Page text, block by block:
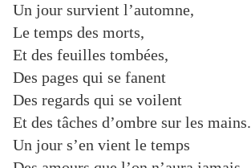
Un jour survient l’automne,
Le temps des morts,
Et des feuilles tombées,
Des pages qui se fanent
Des regards qui se voilent
Et des tâches d’ombre sur les mains.
Un jour s’en vient le temps